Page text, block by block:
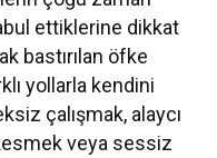
ettiklerine dikkat
bastırılan öfke
yollarla kendini
çalışmak, alaycı
veya sessiz